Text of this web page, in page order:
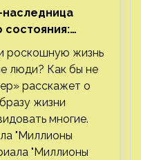
состояния:
роскошную жизнь
люди? Как бы не
расскажет о
жизни
многие.
"Миллионы
"Миллионы